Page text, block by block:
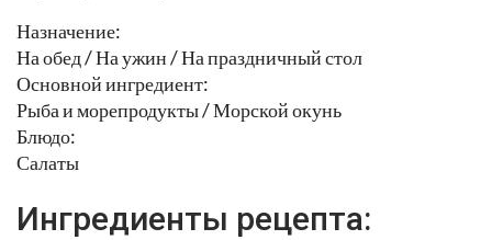
Назначение:
На обед / На ужин / На праздничный стол
Основной ингредиент:
Рыба и морепродукты / Морской окунь
Блюдо:
Салаты
Ингредиенты рецепта: